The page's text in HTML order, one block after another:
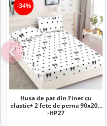
-34%
Husa de pat din Finet cu
elastic+ 2 fete de perna 90x200
-HP27